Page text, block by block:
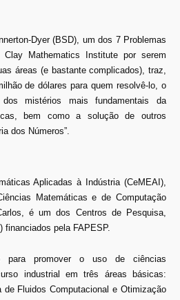
Dyer (BSD), um dos 7 Problemas
Mathematics Institute por serem
áreas (e bastante complicados), traz,
de dólares para quem resolvê-lo, o
mistérios mais fundamentais da
bem como a solução de outros
dos Números”.
Aplicadas à Indústria (CeMEAI),
Matemáticas e de Computação
é um dos Centros de Pesquisa,
financiados pela FAPESP.
para promover o uso de ciências
industrial em três áreas básicas:
Fluidos Computacional e Otimização